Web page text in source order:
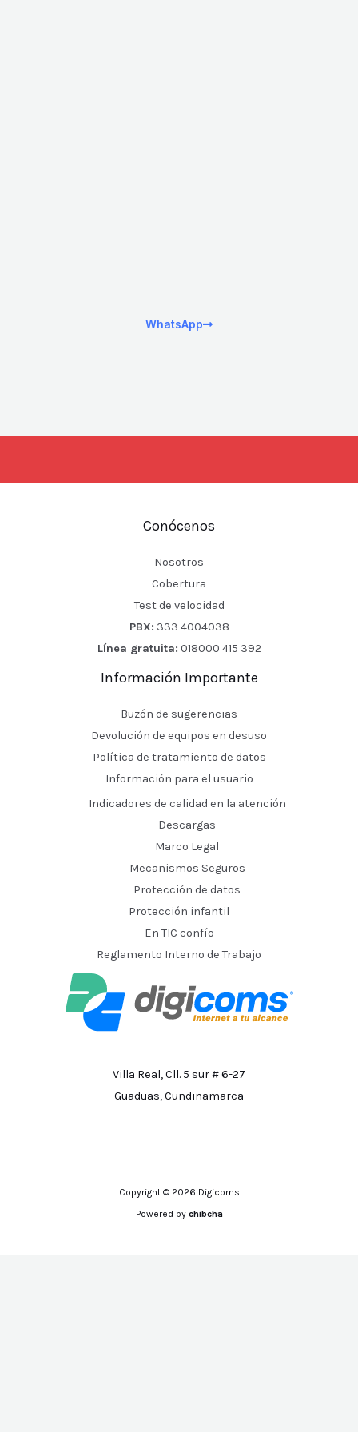
WhatsApp
Conócenos
Nosotros
Cobertura
Test de velocidad
PBX: 333 4004038
Línea gratuita: 018000 415 392
Información Importante
Buzón de sugerencias
Devolución de equipos en desuso
Política de tratamiento de datos
Información para el usuario
Indicadores de calidad en la atención
Descargas
Marco Legal
Mecanismos Seguros
Protección de datos
Protección infantil
En TIC confío
Reglamento Interno de Trabajo
Villa Real, Cll. 5 sur # 6-27
Guaduas, Cundinamarca
Copyright © 2026 Digicoms
Powered by chibcha